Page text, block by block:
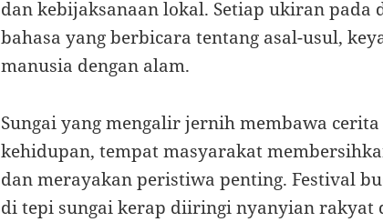
dan kebijaksanaan lokal. Setiap ukiran pada
bahasa yang berbicara tentang asal-usul,
manusia dengan alam.
Sungai yang mengalir jernih membawa
kehidupan, tempat masyarakat
dan merayakan peristiwa penting. Festival
di tepi sungai kerap diiringi nyanyian rakyat